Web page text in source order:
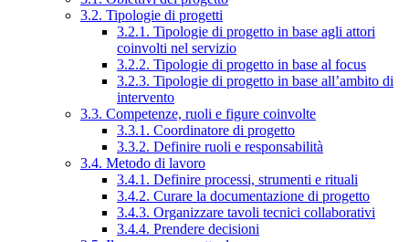
3.2. Tipologie di progetti
3.2.1. Tipologie di progetto in base agli attori
coinvolti nel servizio
3.2.2. Tipologie di progetto in base al focus
3.2.3. Tipologie di progetto in base all’ambito di
intervento
3.3. Competenze, ruoli e figure coinvolte
3.3.1. Coordinatore di progetto
3.3.2. Definire ruoli e responsabilità
3.4. Metodo di lavoro
3.4.1. Definire processi, strumenti e rituali
3.4.2. Curare la documentazione di progetto
3.4.3. Organizzare tavoli tecnici collaborativi
3.4.4. Prendere decisioni